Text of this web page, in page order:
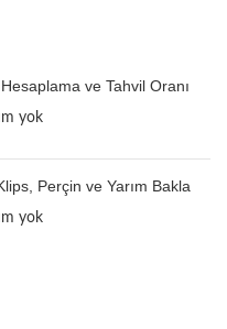
ve Tahvil Oranı
yok
Perçin ve Yarım Bakla
yok